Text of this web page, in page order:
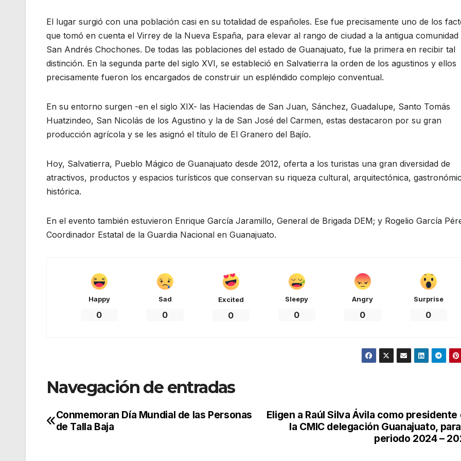
El lugar surgió con una población casi en su totalidad de españoles. Ese fue precisamente uno de los
que tomó en cuenta el Virrey de la Nueva España, para elevar al rango de ciudad a la antigua comunidad
San Andrés Chochones. De todas las poblaciones del estado de Guanajuato, fue la primera en recibir tal
distinción. En la segunda parte del siglo XVI, se estableció en Salvatierra la orden de los agustinos y ellos
precisamente fueron los encargados de construir un espléndido complejo conventual.
En su entorno surgen -en el siglo XIX- las Haciendas de San Juan, Sánchez, Guadalupe, Santo Tomás
Huatzindeo, San Nicolás de los Agustino y la de San José del Carmen, estas destacaron por su gran
producción agrícola y se les asignó el título de El Granero del Bajío.
Hoy, Salvatierra, Pueblo Mágico de Guanajuato desde 2012, oferta a los turistas una gran diversidad de
atractivos, productos y espacios turísticos que conservan su riqueza cultural, arquitectónica,
histórica.
En el evento también estuvieron Enrique García Jaramillo, General de Brigada DEM; y Rogelio García
Coordinador Estatal de la Guardia Nacional en Guanajuato.
Happy
0
Sad
0
Excited
0
Sleepy
0
Angry
0
Surprise
0
Navegación de entradas
Eligen a Raúl Silva Ávila como presidente
la CMIC delegación Guanajuato,
periodo 2024 –
Conmemoran Día Mundial de las Personas
de Talla Baja